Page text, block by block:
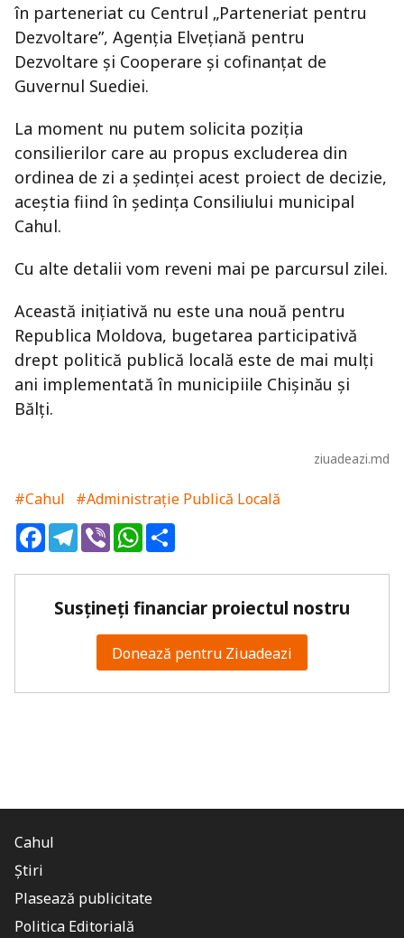
în parteneriat cu Centrul „Parteneriat pentru
Dezvoltare”, Agenția Elvețiană pentru
Dezvoltare și Cooperare și cofinanțat de
Guvernul Suediei.
La moment nu putem solicita poziția
consilierilor care au propus excluderea din
ordinea de zi a ședinței acest proiect de decizie,
aceștia fiind în ședința Consiliului municipal
Cahul.
Cu alte detalii vom reveni mai pe parcursul zilei.
Această inițiativă nu este una nouă pentru
Republica Moldova, bugetarea participativă
drept politică publică locală este de mai mulți
ani implementată în municipiile Chișinău și
Bălți.
ziuadeazi.md
#Cahul
#Administrație Publică Locală
FacebookTelegram
ViberWhatsApp
Susțineți financiar proiectul nostru
Donează pentru Ziuadeazi
Cahul
Știri
Plasează publicitate
Politica Editorială